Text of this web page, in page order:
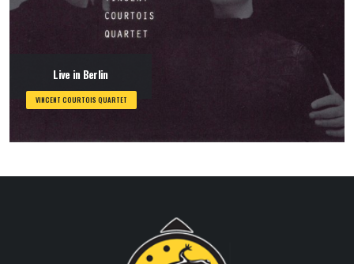
Live in Berlin
VINCENT COURTOIS QUARTET